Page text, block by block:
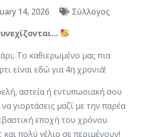
14, 2026
Σύλλογος
Το καθιερωμένο μας πια
είναι εδώ για 4η χρονιά!
αστεία ή εντυπωσιακή σου
γιορτάσεις μαζί με την παρέα
εποχή του χρόνου.
πολύ γέλιο σε περιμένουν!